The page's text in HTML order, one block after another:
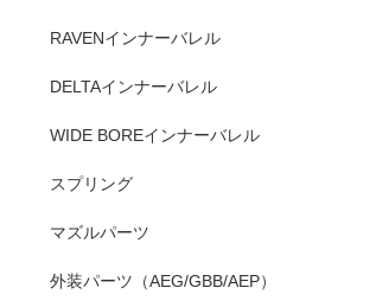
RAVENインナーバレル
DELTAインナーバレル
WIDE BOREインナーバレル
スプリング
マズルパーツ
外装パーツ（AEG/GBB/AEP）